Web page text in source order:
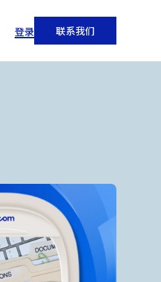
登录 联系我们